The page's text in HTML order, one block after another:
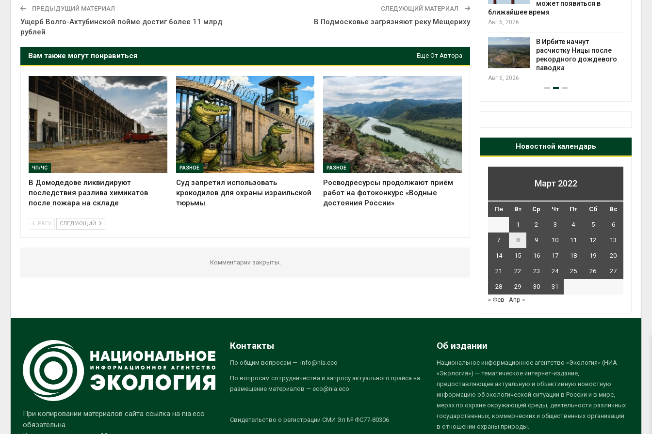
ПРЕДЫДУЩИЙ МАТЕРИАЛ
Ущерб Волго-Ахтубинской пойме достиг более 11 млрд
рублей
СЛЕДУЮЩИЙ МАТЕРИАЛ
В Подмосковье загрязняют реку Мещериху
Вам также могут понравиться Еще От Автора
ЧП/ЧС
В Домодедове ликвидируют
последствия разлива химикатов
после пожара на складе
РАЗНОЕ
Суд запретил использовать
крокодилов для охраны израильской
тюрьмы
РАЗНОЕ
Росводресурсы продолжают приём
работ на фотоконкурс «Водные
достояния России»
PREV СЛЕДУЮЩИЙ
Комментарии закрыты.
вредителей и рубок
может появиться в
ближайшее время
Авг 6, 2026
В Ирбите начнут
расчистку Ницы после
рекордного дождевого
паводка
Авг 6, 2026
Новостной календарь
Март 2022
Пн Вт Ср Чт Пт Сб Вс
1 2 3 4 5 6
7 8 9 10 11 12 13
14 15 16 17 18 19 20
21 22 23 24 25 26 27
28 29 30
31
« Фев
Апр »
При копировании материалов сайта ссылка на nia.eco
обязательна.
Контакты
По общим вопросам — info@nia.eco
По вопросам сотрудничества и запросу актуального прайса на
размещение материалов — eco@nia.eco
Свидетельство о регистрации СМИ Эл № ФС77-80306
Об издании
Национальное информационное агентство «Экология» (НИА
«Экология») — тематическое интернет-издание,
предоставляющее актуальную и объективную новостную
информацию об экологической ситуации в России и в мире,
мерах по охране окружающей среды, деятельности различных
государственных, коммерческих и общественных организаций
в отношении охраны природы.